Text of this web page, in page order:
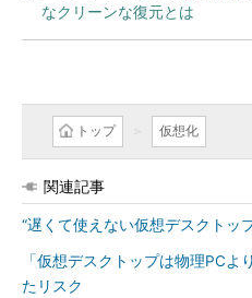
なクリーンな復元とは
トップ 仮想化
関連記事
“遅くて使えない仮想デスクトッ
「仮想デスクトップは物理PC
たリスク